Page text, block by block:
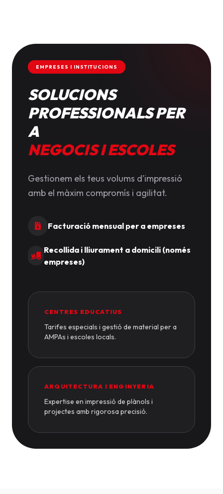
EMPRESES I INSTITUCIONS
SOLUCIONS
PROFESSIONALS PER
A
NEGOCIS I ESCOLES
Gestionem els teus volums d'impressió
amb el màxim compromís i agilitat.
Facturació mensual per a empreses
Recollida i lliurament a domicili (només
empreses)
CENTRES EDUCATIUS
Tarifes especials i gestió de material per a
AMPAs i escoles locals.
ARQUITECTURA I ENGINYERIA
Expertise en impressió de plànols i
projectes amb rigorosa precisió.